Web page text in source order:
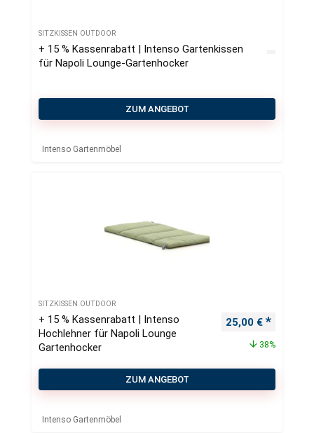
SITZKISSEN OUTDOOR
+ 15 % Kassenrabatt | Intenso Gartenkissen
für Napoli Lounge-Gartenhocker
ZUM ANGEBOT
Intenso Gartenmöbel
SITZKISSEN OUTDOOR
+ 15 % Kassenrabatt | Intenso
Hochlehner für Napoli Lounge
Gartenhocker
Ursprünglicher
25,00 €
38%
ZUM ANGEBOT
Intenso Gartenmöbel